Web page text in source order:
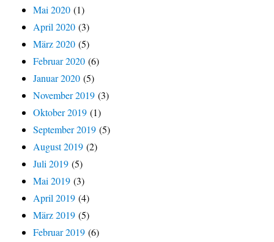
Mai 2020 (1)
April 2020 (3)
März 2020 (5)
Februar 2020 (6)
Januar 2020 (5)
November 2019 (3)
Oktober 2019 (1)
September 2019 (5)
August 2019 (2)
Juli 2019 (5)
Mai 2019 (3)
April 2019 (4)
März 2019 (5)
Februar 2019 (6)